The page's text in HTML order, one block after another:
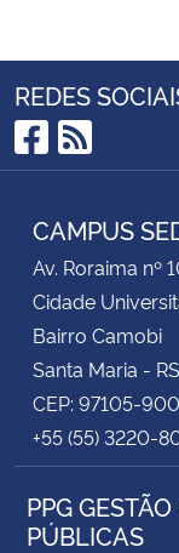
REDES
RSS
CAMPUS
Av. Roraima nº
Cidade
Bairro Camobi
Santa Maria - RS
CEP: 97105-900
+55 (55) 3220-
PPG
PÚBLICAS